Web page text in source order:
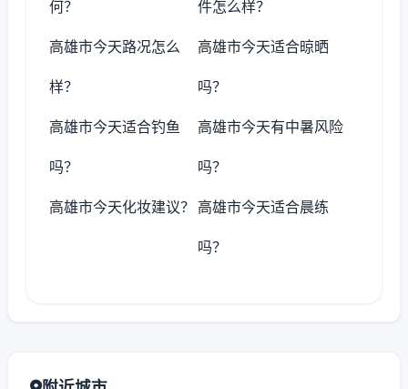
何？ 件怎么样？
高雄市今天路况怎么
样？
高雄市今天适合晾晒
吗？
高雄市今天适合钓鱼
吗？
高雄市今天有中暑风险
吗？
高雄市今天化妆建议？ 高雄市今天适合晨练
吗？